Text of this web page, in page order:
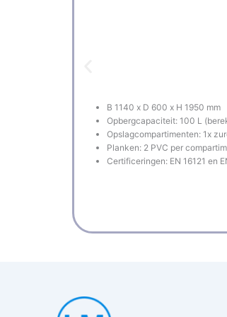
B 1140 x D 600 x H 1950 mm
Opbergcapaciteit: 100 L
Opslagcompartimenten: 1x
Planken: 2 PVC per
Certificeringen: EN 16121 en